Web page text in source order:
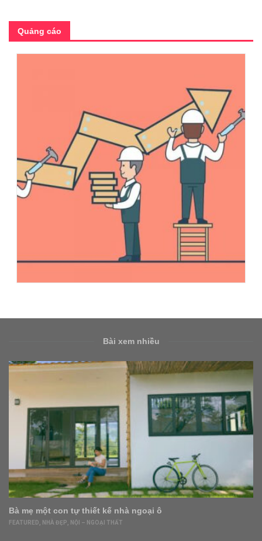
Quảng cáo
Bài xem nhiều
Bà mẹ một con tự thiết kế nhà ngoại ô
FEATURED NHÀ ĐẸP NỘI – NGOẠI THẤT